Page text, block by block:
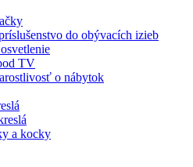
do obývacích izieb
TV
o nábytok
a kocky